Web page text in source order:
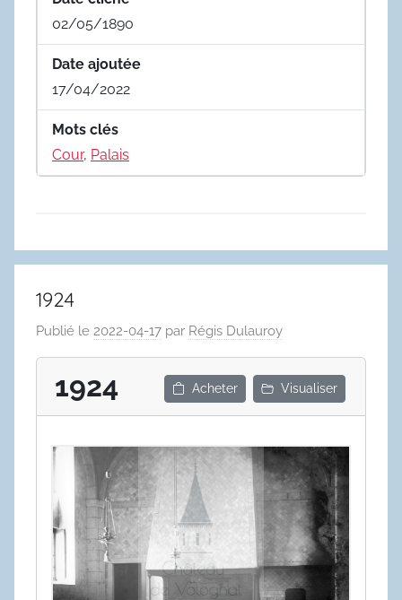
02/05/1890
Date ajoutée
17/04/2022
Mots clés
Cour, Palais
1924
Publié le 2022-04-17 par Régis Dulauroy
1924 Acheter Visualiser